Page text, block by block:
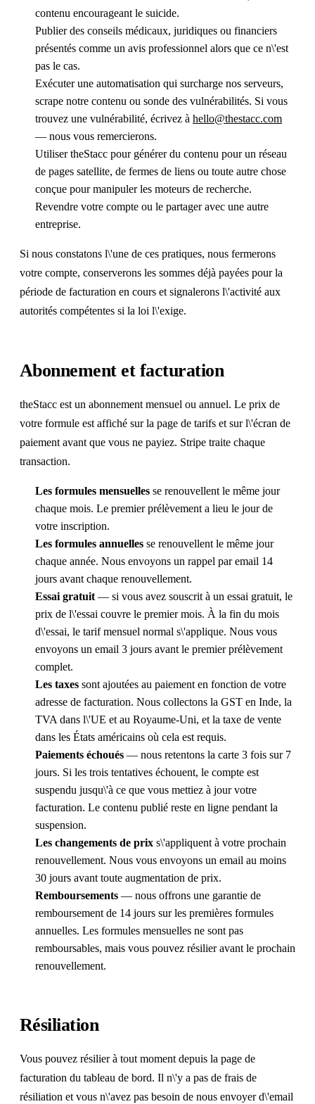
contenu encourageant le suicide.
Publier des conseils médicaux, juridiques ou financiers
présentés comme un avis professionnel alors que ce n\'est
pas le cas.
Exécuter une automatisation qui surcharge nos serveurs,
scrape notre contenu ou sonde des vulnérabilités. Si vous
trouvez une vulnérabilité, écrivez à hello@thestacc.com
— nous vous remercierons.
Utiliser theStacc pour générer du contenu pour un réseau
de pages satellite, de fermes de liens ou toute autre chose
conçue pour manipuler les moteurs de recherche.
Revendre votre compte ou le partager avec une autre
entreprise.
Si nous constatons l\'une de ces pratiques, nous fermerons
votre compte, conserverons les sommes déjà payées pour la
période de facturation en cours et signalerons l\'activité aux
autorités compétentes si la loi l\'exige.
Abonnement et facturation
theStacc est un abonnement mensuel ou annuel. Le prix de
votre formule est affiché sur la page de tarifs et sur l\'écran de
paiement avant que vous ne payiez. Stripe traite chaque
transaction.
Les formules mensuelles se renouvellent le même jour
chaque mois. Le premier prélèvement a lieu le jour de
votre inscription.
Les formules annuelles se renouvellent le même jour
chaque année. Nous envoyons un rappel par email 14
jours avant chaque renouvellement.
Essai gratuit — si vous avez souscrit à un essai gratuit, le
prix de l\'essai couvre le premier mois. À la fin du mois
d\'essai, le tarif mensuel normal s\'applique. Nous vous
envoyons un email 3 jours avant le premier prélèvement
complet.
Les taxes sont ajoutées au paiement en fonction de votre
adresse de facturation. Nous collectons la GST en Inde, la
TVA dans l\'UE et au Royaume-Uni, et la taxe de vente
dans les États américains où cela est requis.
Paiements échoués — nous retentons la carte 3 fois sur 7
jours. Si les trois tentatives échouent, le compte est
suspendu jusqu\'à ce que vous mettiez à jour votre
facturation. Le contenu publié reste en ligne pendant la
suspension.
Les changements de prix s\'appliquent à votre prochain
renouvellement. Nous vous envoyons un email au moins
30 jours avant toute augmentation de prix.
Remboursements — nous offrons une garantie de
remboursement de 14 jours sur les premières formules
annuelles. Les formules mensuelles ne sont pas
remboursables, mais vous pouvez résilier avant le prochain
renouvellement.
Résiliation
Vous pouvez résilier à tout moment depuis la page de
facturation du tableau de bord. Il n\'y a pas de frais de
résiliation et vous n\'avez pas besoin de nous envoyer d\'email